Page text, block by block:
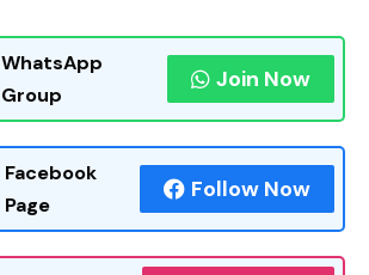
WhatsApp
Group
Join Now
Facebook
Page
Follow Now